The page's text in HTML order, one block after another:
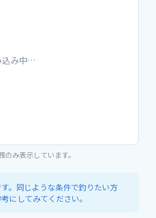
込み中…
み表示しています。
。同じような条件で釣りたい方
にしてみてください。